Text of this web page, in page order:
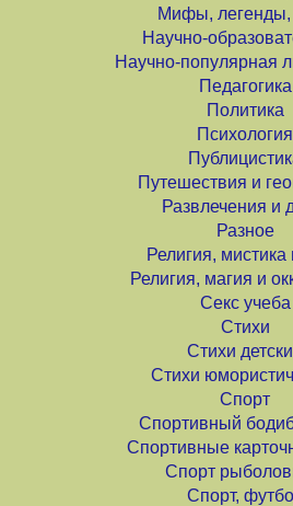
Мифы, легенды,
Научно-
Научно-популярная
Педагогика
Политика
Психология
Путешествия и
Развлечения и
Разное
Религия,
Религия, магия и
Секс учеба
Стихи
Стихи
Стихи
Спорт
Спортивный
Спортивные
Спорт
Спорт,